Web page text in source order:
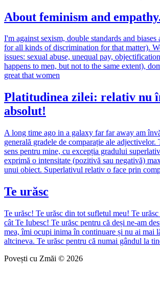
About feminism and
I'm against sexism, double standards and
for all kinds of discrimination for that matter).
issues: sexual abuse, unequal pay,
happens to men, but not to the same extent),
great that women
Platitudinea zilei: relativ nu
absolut!
A long time ago in a galaxy far far away am
generală gradele de comparație ale adjectivelor.
sens pentru mine, cu excepția gradului
exprimă o intensitate (pozitivă sau negativă)
unui obiect. Superlativul relativ o face prin
Te urăsc
Te urăsc! Te urăsc din tot sufletul meu! Te
cât Te Iubesc! Te urăsc pentru că deși ne-am
mea, îmi ocupi inima în continuare și nu ai mai
altcineva. Te urăsc pentru că numai gândul la
Povești cu Zmăi © 2026